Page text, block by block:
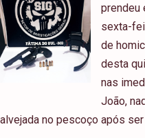
prendeu
sexta-
de
desta
nas
João,
alvejada no pescoço após